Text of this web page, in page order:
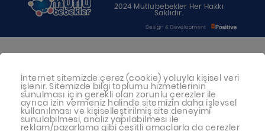
2024 Mutlubebekler Her Hakkı
Saklıdır.
sütüdür. Anne sütü ile beslenmenin
mümkün olmadığı durumlarda
doktorunuza danışınız
İnternet sitemizde çerez (cookie) yoluyla kişisel veri
işlenir. Sitemizde bilgi toplumu hizmetlerinin
sunulması için gerekli olan zorunlu çerezler ile
ayrıca izin vermeniz halinde sitemizin daha işlevsel
kullanılması ve kişiselleştirilmiş site deneyimi
sunulabilmesi, analiz yapılabilmesi ile
reklam/pazarlama gibi çeşitli amaçlarla da çerezler